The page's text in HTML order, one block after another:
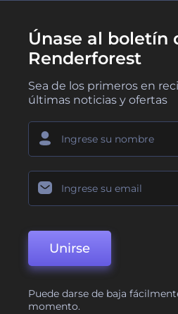
Únase al boletín
Renderforest
Sea de los primeros en
últimas noticias y ofertas
Unirse
Puede darse de baja
momento.